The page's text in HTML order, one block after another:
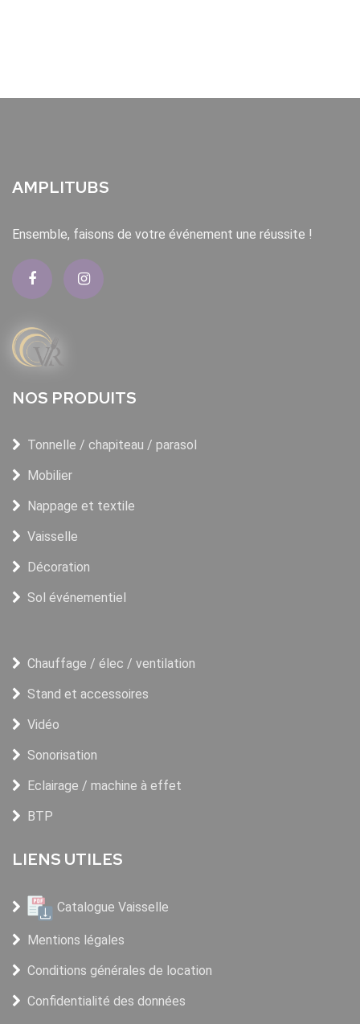
AMPLITUBS
Ensemble, faisons de votre événement une réussite !
NOS PRODUITS
Tonnelle / chapiteau / parasol
Mobilier
Nappage et textile
Vaisselle
Décoration
Sol événementiel
Chauffage / élec / ventilation
Stand et accessoires
Vidéo
Sonorisation
Eclairage / machine à effet
BTP
LIENS UTILES
Catalogue Vaisselle
Mentions légales
Conditions générales de location
Confidentialité des données